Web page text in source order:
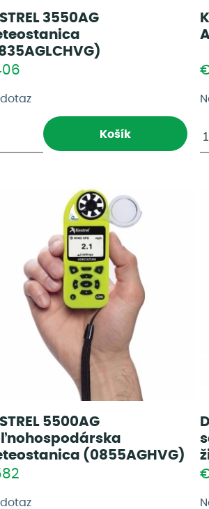
3550AG
Košík
5500AG
(0855AGHVG)